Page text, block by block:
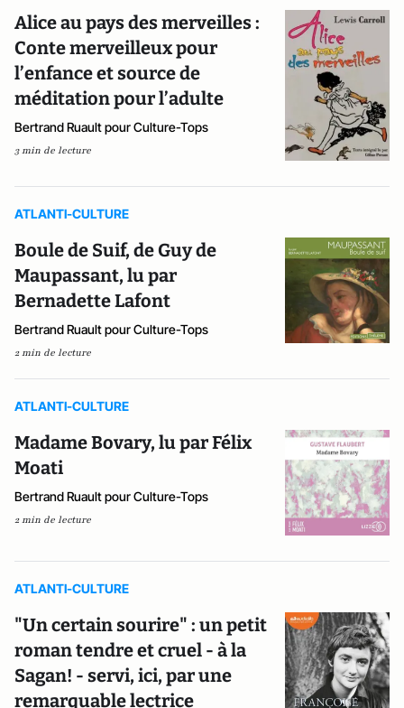
Alice au pays des merveilles :
Conte merveilleux pour
l’enfance et source de
méditation pour l’adulte
Bertrand Ruault pour Culture-Tops
3 min de lecture
ATLANTI-CULTURE
Boule de Suif, de Guy de
Maupassant, lu par
Bernadette Lafont
Bertrand Ruault pour Culture-Tops
2 min de lecture
ATLANTI-CULTURE
Madame Bovary, lu par Félix
Moati
Bertrand Ruault pour Culture-Tops
2 min de lecture
ATLANTI-CULTURE
"Un certain sourire" : un petit
roman tendre et cruel - à la
Sagan! - servi, ici, par une
remarquable lectrice